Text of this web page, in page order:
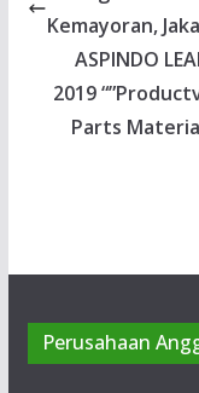
Kemayoran,
ASPINDO
2019
Parts
Perusahaan
operation dan